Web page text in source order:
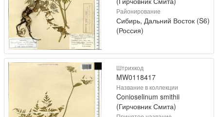
Районирование
Сибирь, Дальний Восток (S6)
(Россия)
Штрихкод
MW0118417
Название в коллекции
Conioselinum smithii
(Гирчовник Смита)